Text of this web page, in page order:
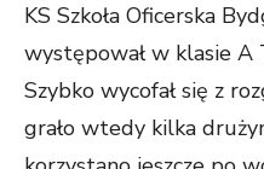
KS Szkoła Oficerska
występował w klasie A
Szybko wycofał się z
grało wtedy kilka